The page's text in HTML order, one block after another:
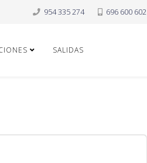
954 335 274 696 600 602
SALIDAS